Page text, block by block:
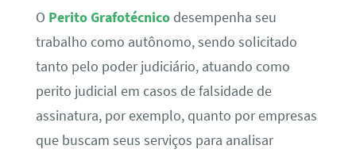
O Perito Grafotécnicodesempenha seu
trabalho como autônomo, sendo solicitado
tanto pelo poder judiciário, atuando como
perito judicial em casos de falsidade de
assinatura, por exemplo, quanto por empresas
que buscam seus serviços para analisar